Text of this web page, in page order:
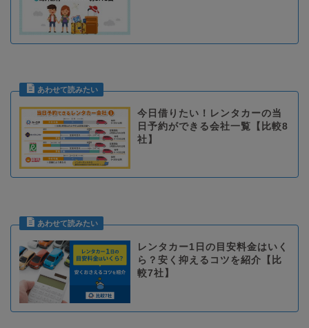
今日借りたい！レンタカーの当
日予約ができる会社一覧【比較8
社】
レンタカー1日の目安料金はいく
ら？安く抑えるコツを紹介【比
較7社】